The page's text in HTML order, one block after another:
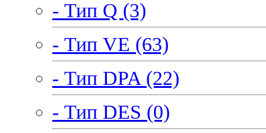
- Тип Q (3)
- Тип VE (63)
- Тип DPA (22)
- Тип DES (0)